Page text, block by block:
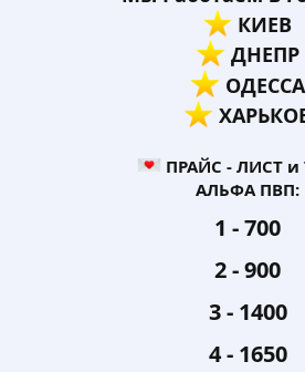
️ КИЕВ
️ ДНЕПР
️ ОДЕССА
ПРАЙС - ЛИСТ и
АЛЬФА ПВП:
1 - 700​
2 - 900​
3 - 1400​
4 - 1650​